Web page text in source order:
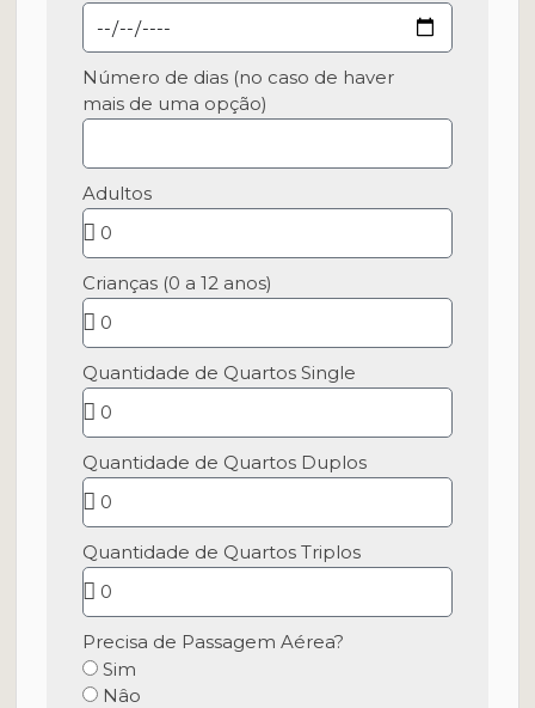
Número de dias (no caso de haver
mais de uma opção)
Adultos
Crianças (0 a 12 anos)
Quantidade de Quartos Single
Quantidade de Quartos Duplos
Quantidade de Quartos Triplos
Precisa de Passagem Aérea?
Sim
Nâo